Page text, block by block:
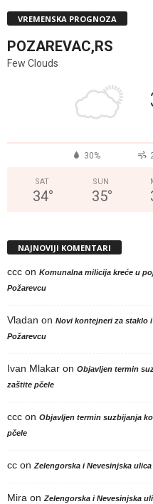
VREMENSKA PROGNOZA
POZAREVAC,RS
Few Clouds
30%
SAT
34°
SUN
35°
NAJNOVIJI KOMENTARI
ccc on Komunalna milicija kreće u
Požarevcu
Vladan on Novi kontejneri za staklo
Požarevcu
Ivan Mlakar on Objavljen termin
zaštite pčele
ccc on Objavljen termin suzbijanja
pčele
cc on Zelengorska i Nevesinjska
Mira on Zelengorska i Nevesinjska